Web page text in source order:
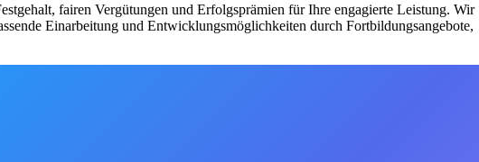
fairen Vergütungen und Erfolgsprämien für Ihre engagierte Leistung. Wir
Einarbeitung und Entwicklungsmöglichkeiten durch Fortbildungsangebote,